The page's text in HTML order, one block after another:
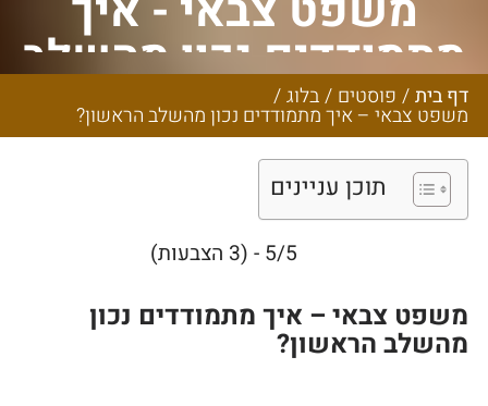
מתמודדים נכון מהשלב
הראשון? דף בית/ פוסטים /בלוג/
משפט צבאי – איך מתמודדים נכון מהשלב הראשון?
תוכן עניינים
5/5 - (3 הצבעות)
משפט צבאי – איך מתמודדים נכון
מהשלב הראשון?